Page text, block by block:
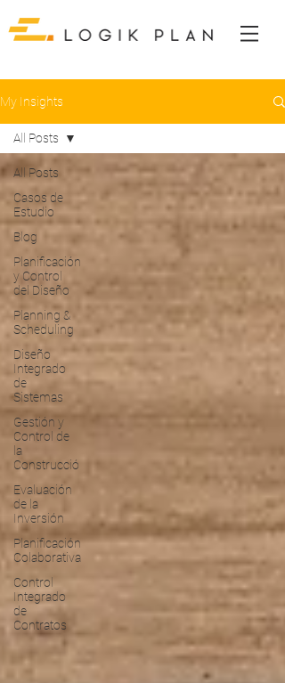
My Insights
All Posts
Casos de
Estudio
Blog
Planificación
y Control
del Diseño
Planning &
Scheduling
Diseño
Integrado
de
Sistemas
Gestión y
Control de
la
Construcció
Evaluación
de la
Inversión
Planificación
Colaborativa
Control
Integrado
de
Contratos
All Posts